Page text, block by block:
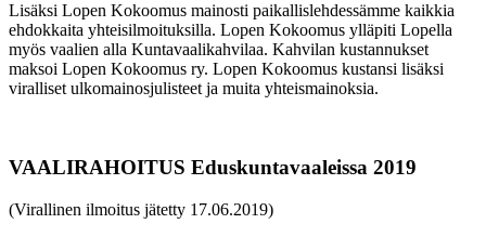
Lisäksi Lopen Kokoomus mainosti paikallislehdessämme kaikkia
ehdokkaita yhteisilmoituksilla. Lopen Kokoomus ylläpiti Lopella
myös vaalien alla Kuntavaalikahvilaa. Kahvilan kustannukset
maksoi Lopen Kokoomus ry. Lopen Kokoomus kustansi lisäksi
viralliset ulkomainosjulisteet ja muita yhteismainoksia.
VAALIRAHOITUS Eduskuntavaaleissa 2019
(Virallinen ilmoitus jätetty 17.06.2019)